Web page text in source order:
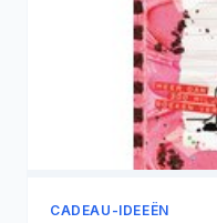
CADEAU-IDEEËN